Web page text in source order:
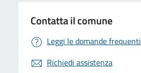
Contatta il comune
Leggi le domande frequenti
Richiedi assistenza